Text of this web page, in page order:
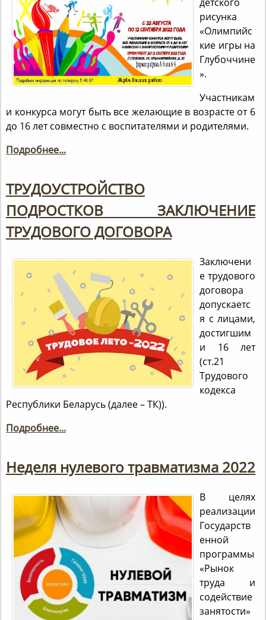
детского
рисунка
«Олимпийс
кие игры на
Глубоччине
».
Участникам
и конкурса могут быть все желающие в возрасте от 6
до 16 лет совместно с воспитателями и родителями.
Подробнее...
ТРУДОУСТРОЙСТВО
ПОДРОСТКОВ ЗАКЛЮЧЕНИЕ
ТРУДОВОГО ДОГОВОРА
Заключени
е трудового
договора
допускаетс
я с лицами,
достигшим
и 16 лет
(ст.21
Трудового
кодекса
Республики Беларусь (далее – ТК)).
Подробнее...
Неделя нулевого травматизма 2022
В целях
реализации
Государств
енной
программы
«Рынок
труда и
содействие
занятости»